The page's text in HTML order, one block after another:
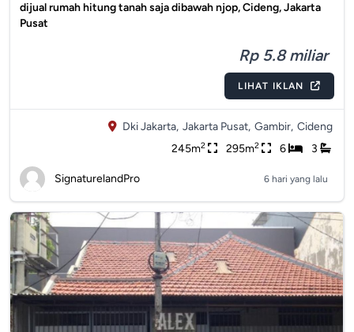
dijual rumah hitung tanah saja dibawah njop, Cideng, Jakarta
Pusat
Rp 5.8 miliar
LIHAT IKLAN
Dki Jakarta, Jakarta Pusat, Gambir, Cideng
245m2 295m2 6 3
SignaturelandPro 6 hari yang lalu